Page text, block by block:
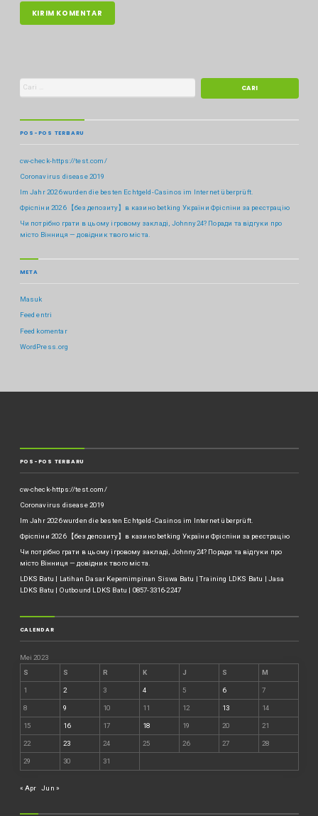
POS-POS TERBARU
cw-check-https://test.com/
Coronavirus disease 2019
Im Jahr 2026 wurden die besten Echtgeld-Casinos im Internet überprüft.
Фріспіни 2026 【без депозиту】в казино betking України ️Фріспіни за реєстрацію
Чи потрібно грати в цьому ігровому закладі, Johnny24? Поради та відгуки про
місто Вінниця — довідник твого міста.
META
Masuk
Feed entri
Feed komentar
WordPress.org
POS-POS TERBARU
cw-check-https://test.com/
Coronavirus disease 2019
Im Jahr 2026 wurden die besten Echtgeld-Casinos im Internet überprüft.
Фріспіни 2026 【без депозиту】в казино betking України ️Фріспіни за реєстрацію
Чи потрібно грати в цьому ігровому закладі, Johnny24? Поради та відгуки про
місто Вінниця — довідник твого міста.
LDKS Batu | Latihan Dasar Kepemimpinan Siswa Batu | Training LDKS Batu | Jasa
LDKS Batu | Outbound LDKS Batu | 0857-3316-2247
CALENDAR
Mei 2023
S
S R K J S M
1 2 3 4 5 6 7
8 9 10 11 12 13 14
15 16 17 18 19 20 21
22 23 24 25 26 27 28
29 30 31
« Apr Jun »